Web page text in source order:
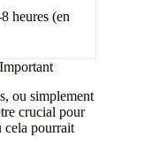
heures (en
ou simplement
crucial pour
cela pourrait